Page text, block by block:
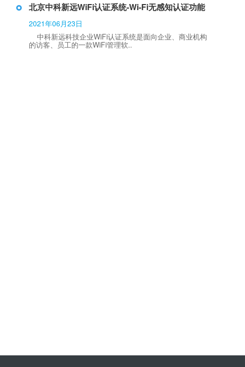
北京中科新远WiFi认证系统-Wi-Fi无感知认证功能
2021年06月23日
中科新远科技企业WiFi认证系统是面向企业、商业机构
的访客、员工的一款WiFi管理软..